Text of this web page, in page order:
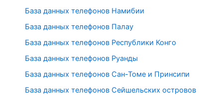
База данных телефонов Намибии
База данных телефонов Палау
База данных телефонов Республики Конго
База данных телефонов Руанды
База данных телефонов Сан-Томе и Принсипи
База данных телефонов Сейшельских островов